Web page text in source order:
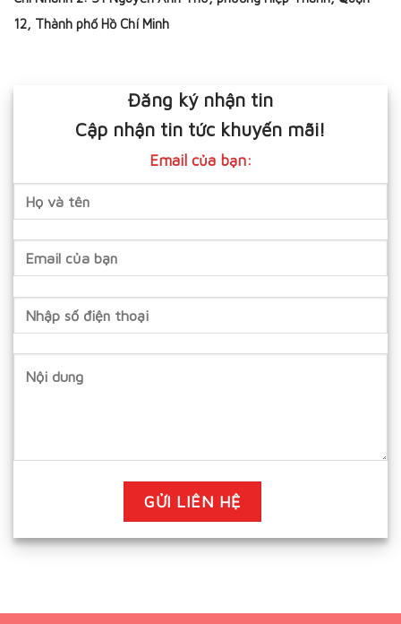
12, Thành phố Hồ Chí Minh
Đăng ký nhận tin
Cập nhận tin tức khuyến mãi!
Email của bạn: